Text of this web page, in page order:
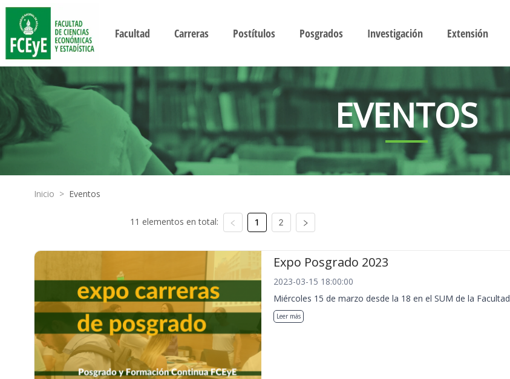
Facultad Carreras Postítulos Posgrados Investigación Extensión
EVENTOS
Inicio > Eventos
11 elementos en total: 1 2
Expo Posgrado 2023
2023-03-15 18:00:00
Miércoles 15 de marzo desde la 18 en el SUM de la Facultad
Leer más